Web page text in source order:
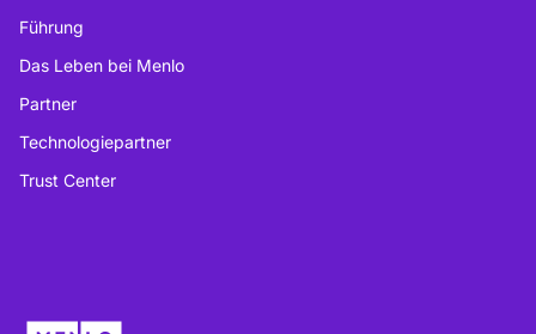
Führung
Das Leben bei Menlo
Partner
Technologiepartner
Trust Center